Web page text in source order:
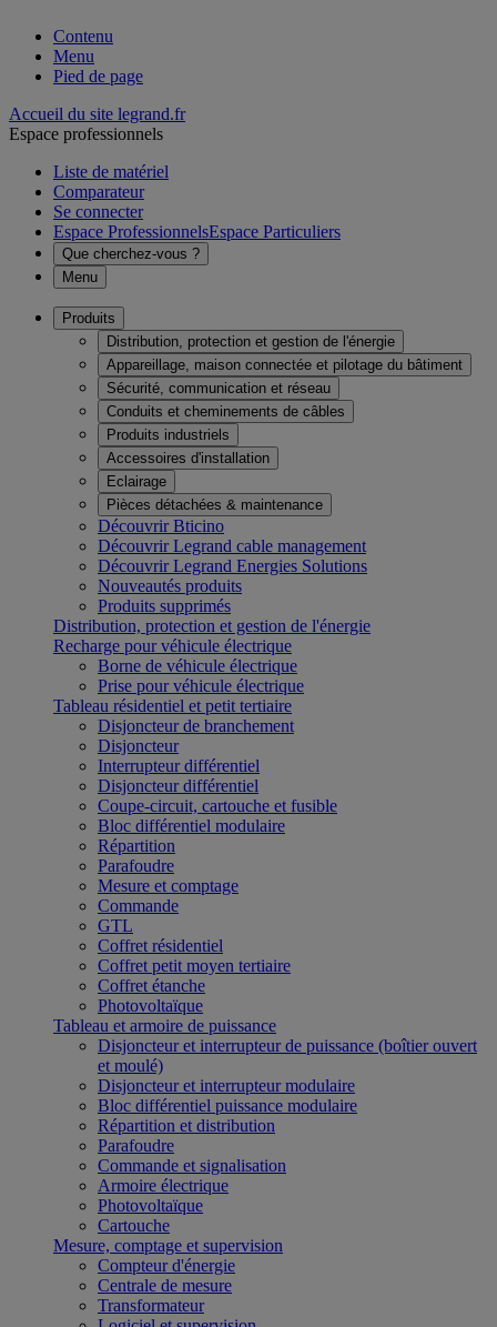
Contenu
Menu
Pied de page
Accueil du site legrand.fr
Espace professionnels
Liste de matériel
Comparateur
Se connecter
Espace ProfessionnelsEspace Particuliers
Que cherchez-vous ?
Menu
Produits
Distribution, protection et gestion de l'énergie
Appareillage, maison connectée et pilotage du bâtiment
Sécurité, communication et réseau
Conduits et cheminements de câbles
Produits industriels
Accessoires d'installation
Eclairage
Pièces détachées & maintenance
Découvrir Bticino
Découvrir Legrand cable management
Découvrir Legrand Energies Solutions
Nouveautés produits
Produits supprimés
Distribution, protection et gestion de l'énergie
Recharge pour véhicule électrique
Borne de véhicule électrique
Prise pour véhicule électrique
Tableau résidentiel et petit tertiaire
Disjoncteur de branchement
Disjoncteur
Interrupteur différentiel
Disjoncteur différentiel
Coupe-circuit, cartouche et fusible
Bloc différentiel modulaire
Répartition
Parafoudre
Mesure et comptage
Commande
GTL
Coffret résidentiel
Coffret petit moyen tertiaire
Coffret étanche
Photovoltaïque
Tableau et armoire de puissance
Disjoncteur et interrupteur de puissance (boîtier ouvert
et moulé)
Disjoncteur et interrupteur modulaire
Bloc différentiel puissance modulaire
Répartition et distribution
Parafoudre
Commande et signalisation
Armoire électrique
Photovoltaïque
Cartouche
Mesure, comptage et supervision
Compteur d'énergie
Centrale de mesure
Transformateur